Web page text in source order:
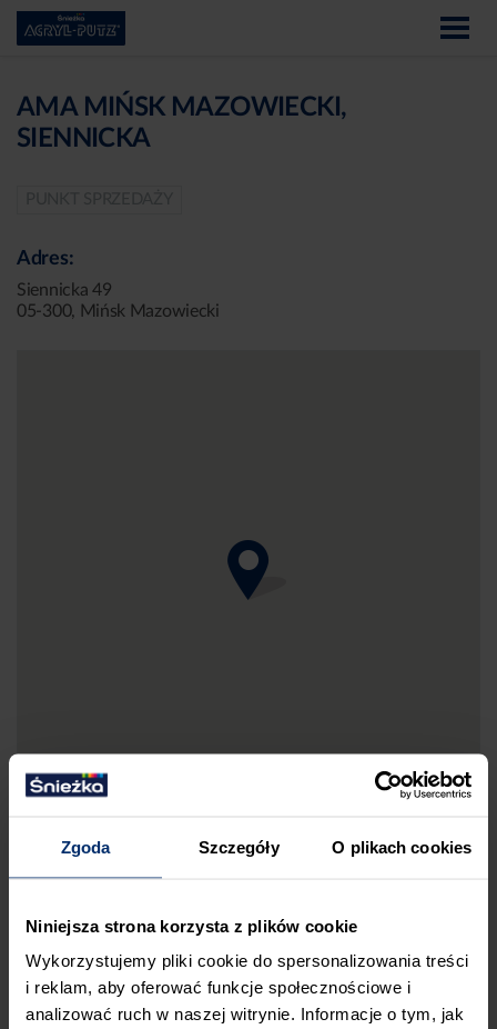
Zgoda Szczegóły O plikach cookies
Niniejsza strona korzysta z plików cookie
Wykorzystujemy pliki cookie do spersonalizowania treści
i reklam, aby oferować funkcje społecznościowe i
analizować ruch w naszej witrynie. Informacje o tym, jak
AMA MIŃSK MAZOWIECKI,
SIENNICKA
Adres:
Siennicka 49
05-300, Mińsk Mazowiecki
ZGŁOŚ BŁĄD
PRZED WIZYTĄ W SKLEPIE POLECAMY: